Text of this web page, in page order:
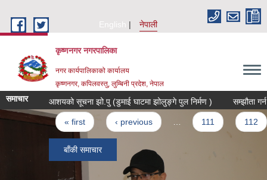
English
नेपाली
कृष्णनगर नगरपालिका
नगर कार्यपालिकाको कार्यालय
कृष्णनगर, कपिलवस्तु, लुम्बिनी प्रदेश, नेपाल
समाचारआशयको सूचना झो.पु (डुमाई घाटमा झोलुङ्गे पुल निर्मण ) सम्झौता गर्न आउने
Pages
« first ‹ previous … 111 112
बाँकी समाचार